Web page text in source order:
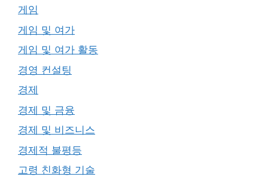
게임
게임 및 여가
게임 및 여가 활동
경영 컨설팅
경제
경제 및 금융
경제 및 비즈니스
경제적 불평등
고령 친화형 기술